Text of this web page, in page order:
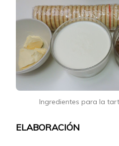
Ingredientes para la
ELABORACIÓN